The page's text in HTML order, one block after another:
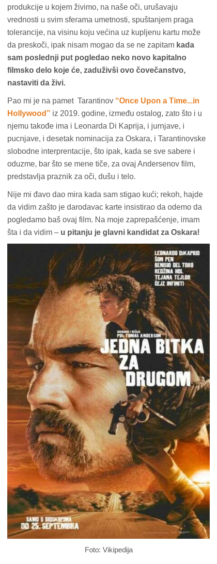
produkcije u kojem živimo, na naše oči, urušavaju
vrednosti u svim sferama umetnosti, spuštanjem praga
tolerancije, na visinu koju većina uz kupljenu kartu može
da preskoči, ipak nisam mogao da se ne zapitam kada
sam poslednji put pogledao neko novo kapitalno
filmsko delo koje će, zaduživši ovo čovečanstvo,
nastaviti da živi.
Pao mi je na pamet Tarantinov “Once Upon a Time...in
Hollywood” iz 2019. godine, između ostalog, zato što i u
njemu takođe ima i Leonarda Di Kaprija, i jurnjave, i
pucnjave, i desetak nominacija za Oskara, i Tarantinovske
slobodne interprentacije, što ipak, kada se sve sabere i
oduzme, bar što se mene tiče, za ovaj Andersenov film,
predstavlja praznik za oči, dušu i telo.
Nije mi đavo dao mira kada sam stigao kući; rekoh, hajde
da vidim zašto je darodavac karte insistirao da odemo da
pogledamo baš ovaj film. Na moje zaprepašćenje, imam
šta i da vidim – u pitanju je glavni kandidat za Oskara!
Foto: Vikipedija